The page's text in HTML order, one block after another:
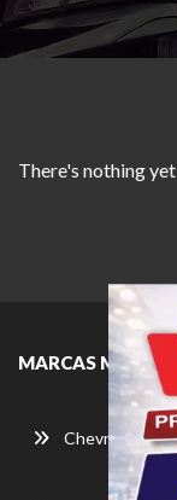
There's nothing
MARCAS MAIS
Chevrolet